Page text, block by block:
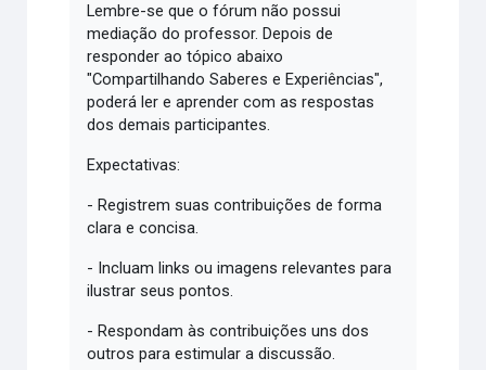
Lembre-se que o fórum não possui
mediação do professor. Depois de
responder ao tópico abaixo
"Compartilhando Saberes e Experiências",
poderá ler e aprender com as respostas
dos demais participantes.
Expectativas:
- Registrem suas contribuições de forma
clara e concisa.
- Incluam links ou imagens relevantes para
ilustrar seus pontos.
- Respondam às contribuições uns dos
outros para estimular a discussão.